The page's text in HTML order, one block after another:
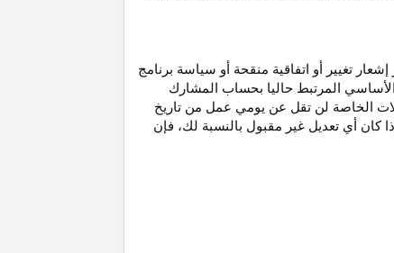
تغيير أو اتفاقية منقحة أو سياسة برنامج
الأساسي المرتبط حاليا بحساب المشارك
الخاصة لن تقل عن يومي عمل من تاريخ
كان أي تعديل غير مقبول بالنسبة لك، فإن